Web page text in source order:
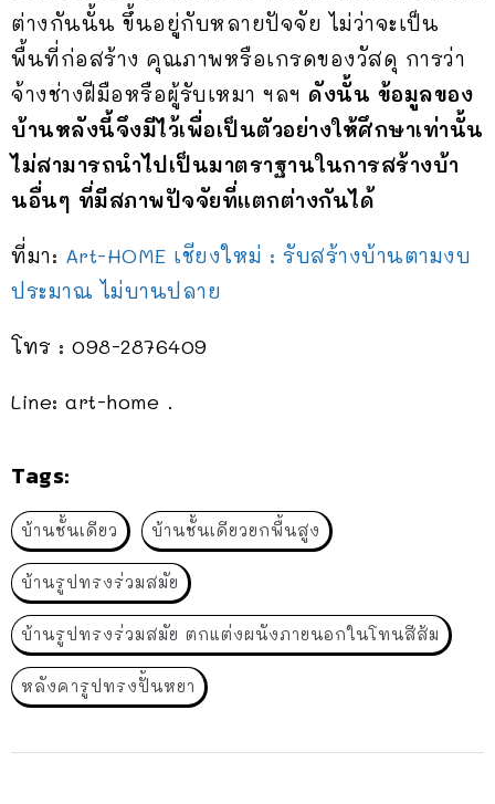
ต่างกันนั้น ขึ้นอยู่กับหลายปัจจัย ไม่ว่าจะเป็น
พื้นที่ก่อสร้าง คุณภาพหรือเกรดของวัสดุ การว่า
จ้างช่างฝีมือหรือผู้รับเหมา ฯลฯ ดังนั้น ข้อมูลของ
บ้านหลังนี้จึงมีไว้เพื่อเป็นตัวอย่างให้ศึกษาเท่านั้น
ไม่สามารถนำไปเป็นมาตราฐานในการสร้างบ้า
นอื่นๆ ที่มีสภาพปัจจัยที่แตกต่างกันได้
ที่มา: Art-HOME เชียงใหม่ : รับสร้างบ้านตามงบ
ประมาณ ไม่บานปลาย
โทร : 098-2876409
Line: art-home .
Tags:
บ้านชั้นเดียว บ้านชั้นเดียวยกพื้นสูง
บ้านรูปทรงร่วมสมัย
บ้านรูปทรงร่วมสมัย ตกแต่งผนังภายนอกในโทนสีส้ม
หลังคารูปทรงปั้นหยา